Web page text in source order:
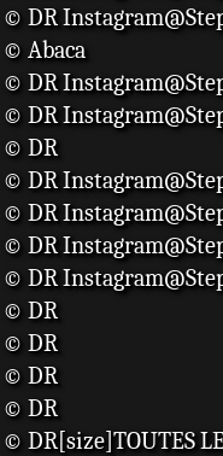
© DR
© Abaca
© DR
© DR
© DR
© DR
© DR
© DR
© DR
© DR
© DR
© DR
© DR
© DR[size]TOUTES